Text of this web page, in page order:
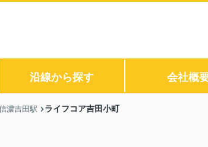
沿線から探す 会社概
濃吉田駅 ライフコア吉田小町